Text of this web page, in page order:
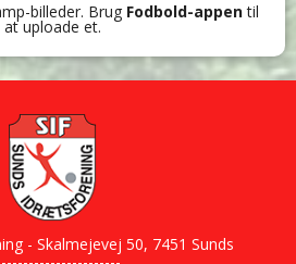
billeder. Brug Fodbold-appentil
at uploade et.
- Skalmejevej 50, 7451 Sunds